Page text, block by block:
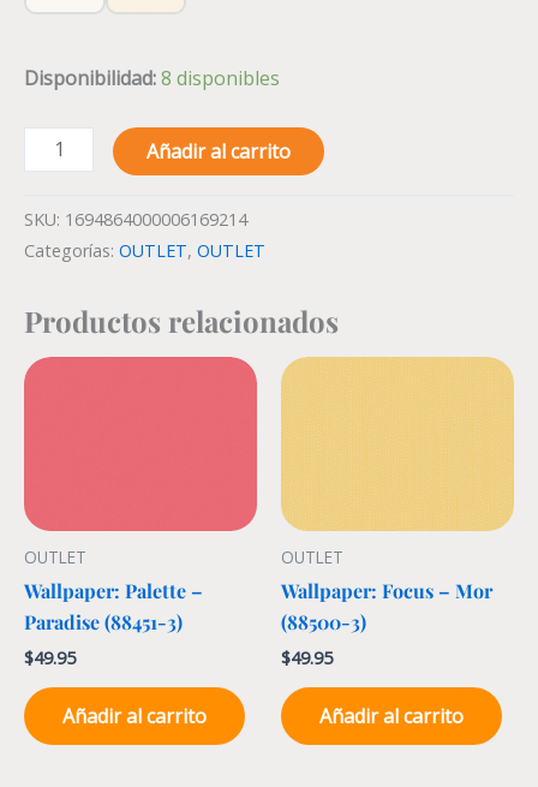
Disponibilidad:8 disponibles
Añadir al carrito
SKU: 1694864000006169214
Categorías: OUTLET, OUTLET
Productos relacionados
OUTLET
Wallpaper: Palette –
Paradise (88451-3)
$49.95
Añadir al carrito
OUTLET
Wallpaper: Focus – Mor
(88500-3)
$49.95
Añadir al carrito